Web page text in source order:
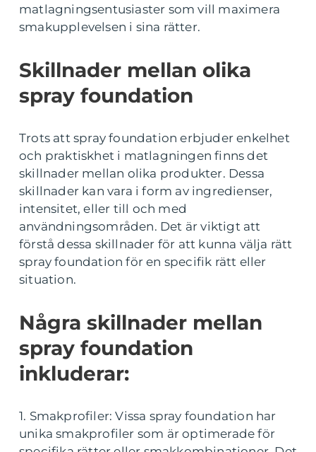
matlagningsentusiaster som vill maximera
smakupplevelsen i sina rätter.
Skillnader mellan olika
spray foundation
Trots att spray foundation erbjuder enkelhet
och praktiskhet i matlagningen finns det
skillnader mellan olika produkter. Dessa
skillnader kan vara i form av ingredienser,
intensitet, eller till och med
användningsområden. Det är viktigt att
förstå dessa skillnader för att kunna välja rätt
spray foundation för en specifik rätt eller
situation.
Några skillnader mellan
spray foundation
inkluderar:
1. Smakprofiler: Vissa spray foundation har
unika smakprofiler som är optimerade för